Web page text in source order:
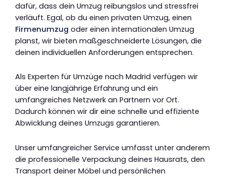
dafür, dass dein Umzug reibungslos und stressfrei
verläuft. Egal, ob du einen privaten Umzug, einen
Firmenumzug oder einen internationalen Umzug
planst, wir bieten maßgeschneiderte Lösungen, die
deinen individuellen Anforderungen entsprechen.
Als Experten für Umzüge nach Madrid verfügen wir
über eine langjährige Erfahrung und ein
umfangreiches Netzwerk an Partnern vor Ort.
Dadurch können wir dir eine schnelle und effiziente
Abwicklung deines Umzugs garantieren.
Unser umfangreicher Service umfasst unter anderem
die professionelle Verpackung deines Hausrats, den
Transport deiner Möbel und persönlichen